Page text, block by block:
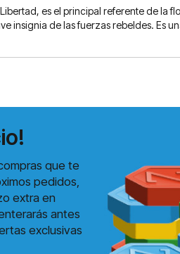
es el principal referente de la
insignia de las fuerzas rebeldes. Es
que te
pedidos,
extra en
antes
exclusivas